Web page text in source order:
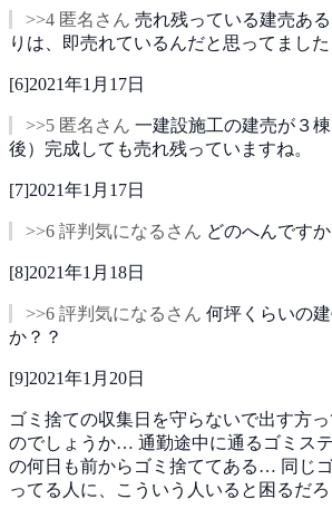
>>4 匿名さん 売れ残っている建売あ
りは、即売れているんだと思ってました
[6]2021年1月17日
>>5 匿名さん 一建設施工の建売が３
後）完成しても売れ残っていますね。
[7]2021年1月17日
>>6 評判気になるさん どのへんですか
[8]2021年1月18日
>>6 評判気になるさん 何坪くらいの
か？？
[9]2021年1月20日
ゴミ捨ての収集日を守らないで出す方
のでしょうか… 通勤途中に通るゴミス
の何日も前からゴミ捨ててある… 同じ
ってる人に、こういう人いると困るだ